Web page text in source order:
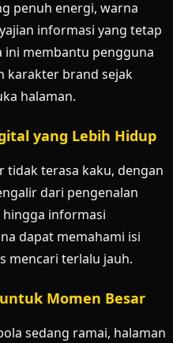
penuh energi, warna
informasi yang tetap
ini membantu pengguna
karakter brand sejak
halaman.
yang Lebih Hidup
tidak terasa kaku, dengan
dari pengenalan
hingga informasi
dapat memahami isi
mencari terlalu jauh.
Momen Besar
sedang ramai, halaman